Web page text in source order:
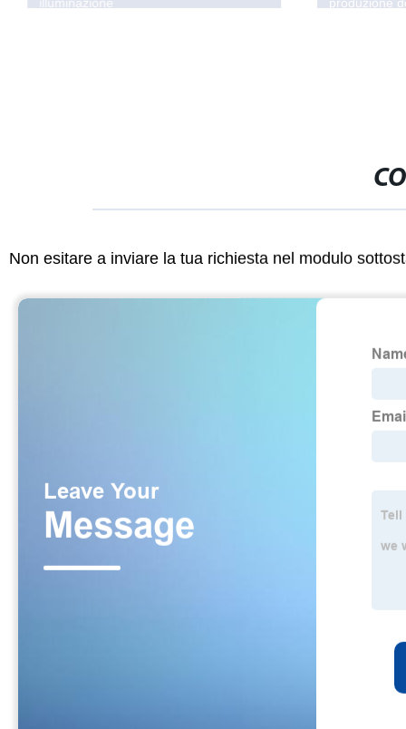
Non esitare a inviare la tua richiesta nel modulo